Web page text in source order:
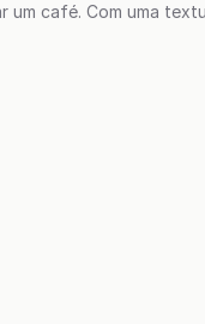
café. Com uma